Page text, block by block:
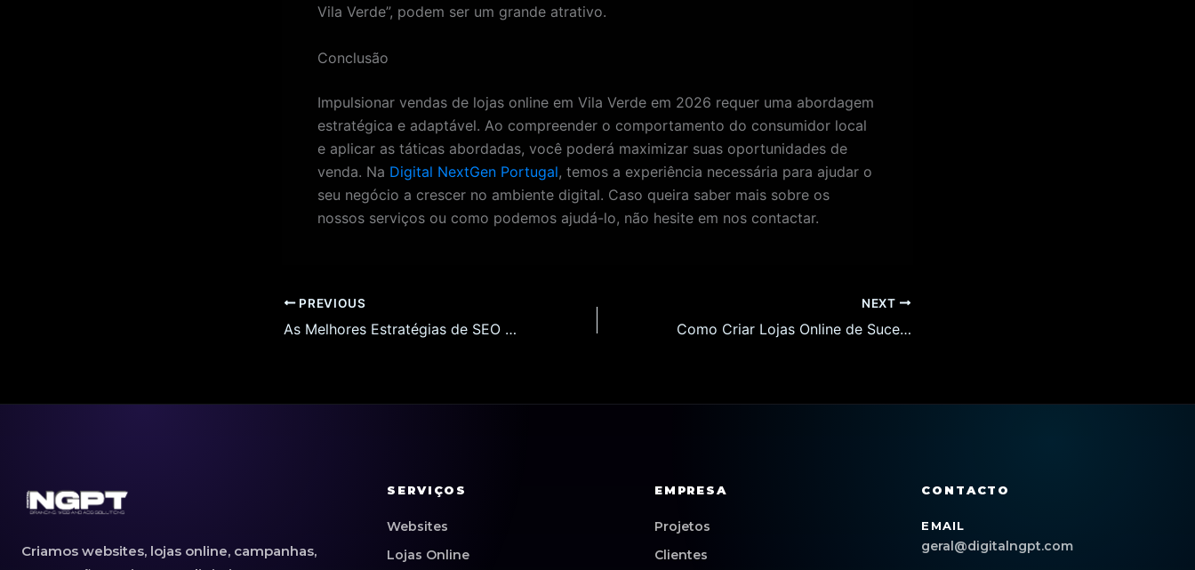
Vila Verde”, podem ser um grande atrativo.
Conclusão
Impulsionar vendas de lojas online em Vila Verde em 2026 requer uma abordagem
estratégica e adaptável. Ao compreender o comportamento do consumidor local
e aplicar as táticas abordadas, você poderá maximizar suas oportunidades de
venda. Na Digital NextGen Portugal, temos a experiência necessária para ajudar o
seu negócio a crescer no ambiente digital. Caso queira saber mais sobre os
nossos serviços ou como podemos ajudá-lo, não hesite em nos contactar.
PREVIOUS
As Melhores Estratégias de SEO para Websites e Lojas Online em Coimbra: Guia Completo para 2026
NEXT
Como Criar Lojas Online de Sucesso em Valença: Dicas e Estratégias para 2026
Criamos websites, lojas online, campanhas,
SERVIÇOS
Websites
Lojas Online
EMPRESA
Projetos
Clientes
CONTACTO
EMAIL
geral@digitalngpt.com